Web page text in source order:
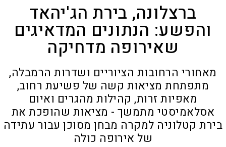
ברצלונה, בירת הג'יהאד
והפשע: הנתונים המדאיגים
שאירופה מדחיקה
מאחורי הרחובות הציוריים ושדרות הרמבלה,
מתפתחת מציאות קשה של פשיעת רחוב,
מאפיות זרות, קהילות מהגרים ואיום
אסלאמיסטי מתמשך - מציאות שהופכת את
בירת קטלוניה למקרה מבחן מסוכן עבור עתידה
של אירופה כולה